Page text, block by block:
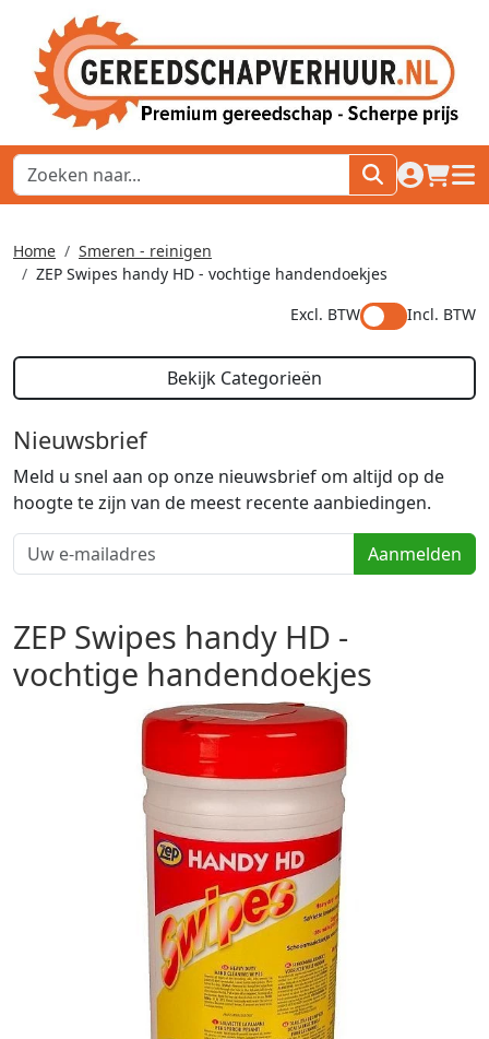
naar
Home
Smeren - reinigen
ZEP Swipes handy HD - vochtige handendoekjes
Excl. BTW
Incl. BTW
Bekijk Categorieën
Nieuwsbrief
Meld u snel aan op onze nieuwsbrief om altijd op de
hoogte te zijn van de meest recente aanbiedingen.
Aanmelden
ZEP Swipes handy HD -
vochtige handendoekjes